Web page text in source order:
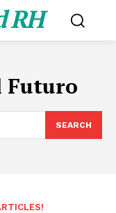
RH
Futuro
SEARCH